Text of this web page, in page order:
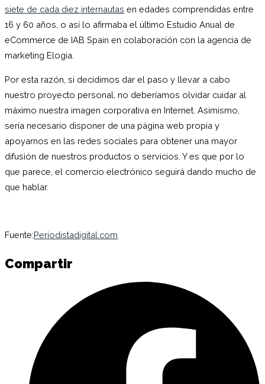
siete de cada diez internautas en edades comprendidas entre
16 y 60 años, o así lo afirmaba el último Estudio Anual de
eCommerce de IAB Spain en colaboración con la agencia de
marketing Elogia.
Por esta razón, si decidimos dar el paso y llevar a cabo
nuestro proyecto personal, no deberíamos olvidar cuidar al
máximo nuestra imagen corporativa en Internet. Asimismo,
sería necesario disponer de una página web propia y
apoyarnos en las redes sociales para obtener una mayor
difusión de nuestros productos o servicios. Y es que por lo
que parece, el comercio electrónico seguirá dando mucho de
que hablar.
Fuente:Periodistadigital.com
Compartir